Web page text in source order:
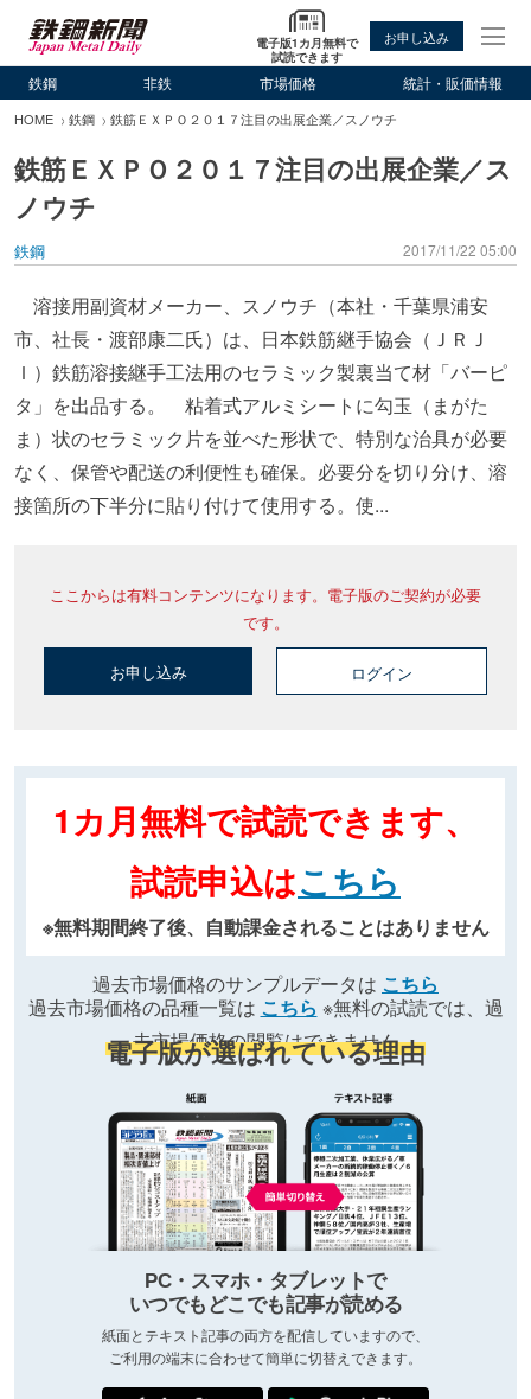
電子版1カ月無料で
試読できます
お申し込み
鉄鋼 非鉄 市場価格 統計・販価情報
HOME 鉄鋼 鉄筋ＥＸＰＯ２０１７注目の出展企業／スノウチ
鉄筋ＥＸＰＯ２０１７注目の出展企業／ス
ノウチ
鉄鋼 2017/11/22 05:00
溶接用副資材メーカー、スノウチ（本社・千葉県浦安
市、社長・渡部康二氏）は、日本鉄筋継手協会（ＪＲＪ
Ｉ）鉄筋溶接継手工法用のセラミック製裏当て材「バーピ
タ」を出品する。 粘着式アルミシートに勾玉（まがた
ま）状のセラミック片を並べた形状で、特別な治具が必要
なく、保管や配送の利便性も確保。必要分を切り分け、溶
接箇所の下半分に貼り付けて使用する。使...
ここからは有料コンテンツになります。電子版のご契約が必要
です。
お申し込み ログイン
1カ月無料で試読できます、
試読申込はこちら
※無料期間終了後、自動課金されることはありません
過去市場価格のサンプルデータは こちら
過去市場価格の品種一覧は こちら ※無料の試読では、過
去市場価格の閲覧はできません
電子版が選ばれている理由
PC・スマホ・タブレットで
いつでもどこでも記事が読める
紙面とテキスト記事の両方を配信していますので、
ご利用の端末に合わせて簡単に切替えできます。